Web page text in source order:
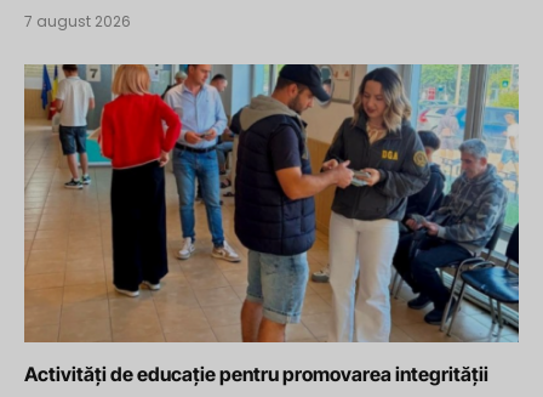
7 august 2026
Activități de educație pentru promovarea integrității